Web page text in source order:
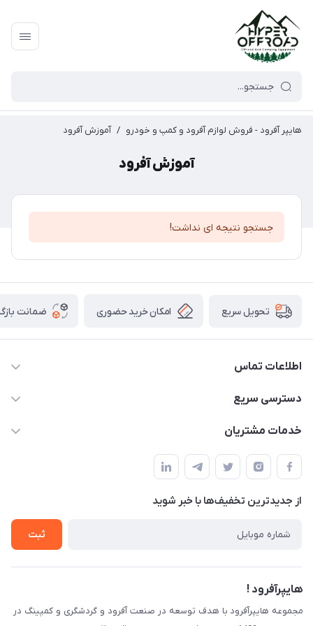
هایپر آفرود - فروش لوازم آفرود و کمپ و خودرو / آموزش آفرود
آموزش آفرود
جستجو نتیجه ای نداشت!
تحویل سریع امکان خرید حضوری ضمانت
اطلاعات تماس
09120582600
دسترسی سریع
حساب کاربری
لیست محصولات
درباره ما
خدمات مشتریان
قوانین و مقررات
حریم خصوصی
راهنما
از جدید‌ترین تخفیف‌ها با‌ خبر شوید
ثبت
هایپرآفرود !
مجموعه هایپرآفرود با هدف توسعه در صنعت آفرود و گردشگری و کمپینگ در